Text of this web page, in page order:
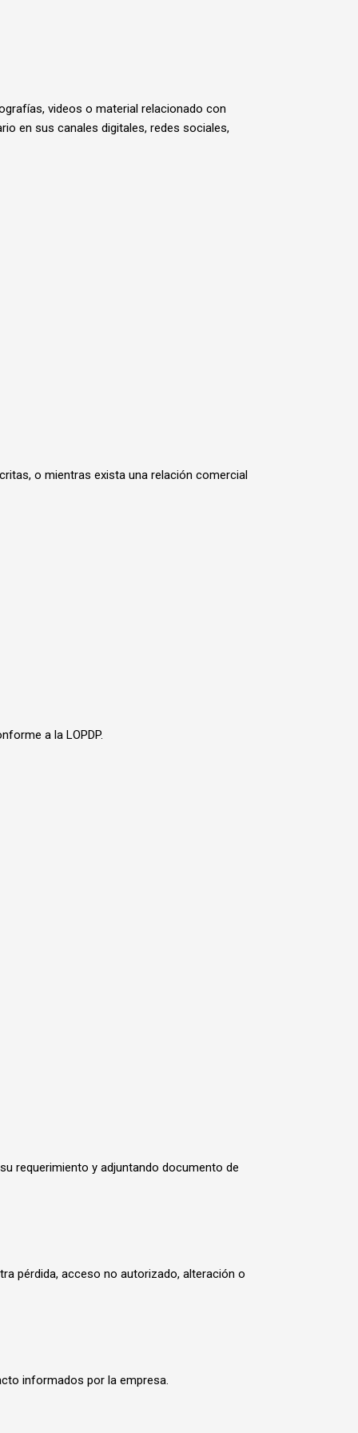
videos o material relacionado con
en sus canales digitales, redes sociales,
o mientras exista una relación comercial
a la LOPDP.
requerimiento y adjuntando documento de
pérdida, acceso no autorizado, alteración o
informados por la empresa.